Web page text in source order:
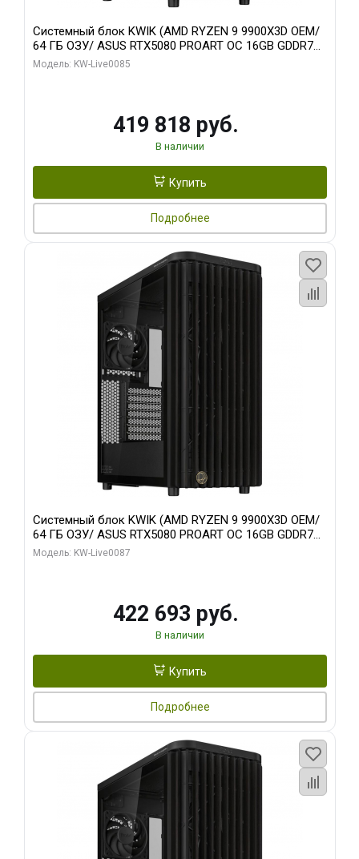
Системный блок KWIK (AMD RYZEN 9 9900X3D OEM/
64 ГБ ОЗУ/ ASUS RTX5080 PROART OC 16GB GDDR7
256bit Type-C DP 2/ 960 ГБ SSD)
Модель: KW-Live0085
419 818 руб.
В наличии
Купить
Подробнее
Системный блок KWIK (AMD RYZEN 9 9900X3D OEM/
64 ГБ ОЗУ/ ASUS RTX5080 PROART OC 16GB GDDR7
256bit Type-C DP 2/ 1 ТБ SSD)
Модель: KW-Live0087
422 693 руб.
В наличии
Купить
Подробнее